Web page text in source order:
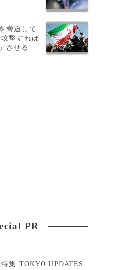
脅迫して
撃すれば
させる
PR
特集:TOKYO UPDATES